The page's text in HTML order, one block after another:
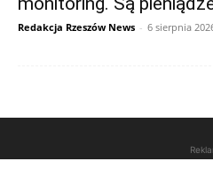
Redakcja Rzeszów News - 6 sierpnia